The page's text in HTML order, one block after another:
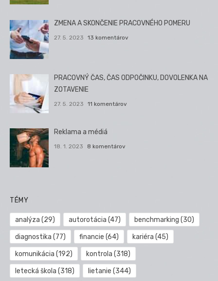
ZMENA A SKONČENIE PRACOVNÉHO POMERU
27. 5. 2023 13 komentárov
PRACOVNÝ ČAS, ČAS ODPOČINKU, DOVOLENKA NA
ZOTAVENIE
27. 5. 2023 11 komentárov
Reklama a médiá
18. 1. 2023 8 komentárov
TÉMY
analýza (29) autorotácia (47) benchmarking (30)
diagnostika (77) financie (64) kariéra (45)
komunikácia (192) kontrola (318)
letecká škola (318) lietanie (344)